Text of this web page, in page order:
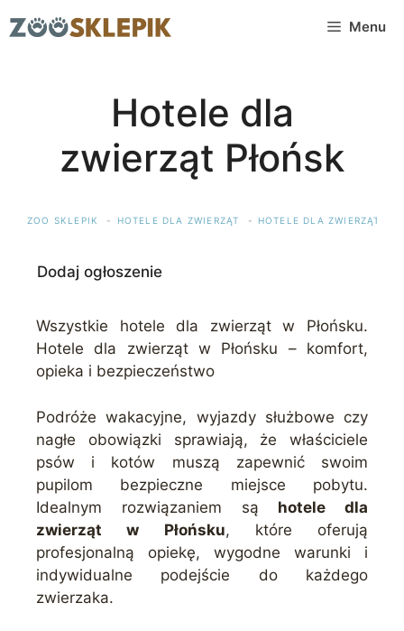
do
Menu
Hotele dla
zwierząt Płońsk
ZOO SKLEPIK HOTELE DLA ZWIERZĄT HOTELE DLA ZWIERZĄT
Dodaj ogłoszenie
Wszystkie hotele dla zwierząt w Płońsku.
Hotele dla zwierząt w Płońsku – komfort,
opieka i bezpieczeństwo
Podróże wakacyjne, wyjazdy służbowe czy
nagłe obowiązki sprawiają, że właściciele
psów i kotów muszą zapewnić swoim
pupilom bezpieczne miejsce pobytu.
Idealnym rozwiązaniem są hotele dla
zwierząt w Płońsku, które oferują
profesjonalną opiekę, wygodne warunki i
indywidualne podejście do każdego
zwierzaka.